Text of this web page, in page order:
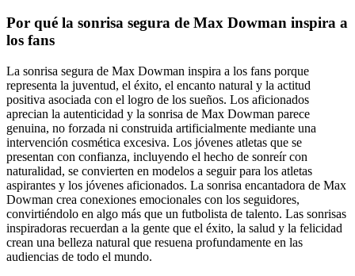
Por qué la sonrisa segura de Max Dowman inspira a
los fans
La sonrisa segura de Max Dowman inspira a los fans porque
representa la juventud, el éxito, el encanto natural y la actitud
positiva asociada con el logro de los sueños. Los aficionados
aprecian la autenticidad y la sonrisa de Max Dowman parece
genuina, no forzada ni construida artificialmente mediante una
intervención cosmética excesiva. Los jóvenes atletas que se
presentan con confianza, incluyendo el hecho de sonreír con
naturalidad, se convierten en modelos a seguir para los atletas
aspirantes y los jóvenes aficionados. La sonrisa encantadora de Max
Dowman crea conexiones emocionales con los seguidores,
convirtiéndolo en algo más que un futbolista de talento. Las sonrisas
inspiradoras recuerdan a la gente que el éxito, la salud y la felicidad
crean una belleza natural que resuena profundamente en las
audiencias de todo el mundo.